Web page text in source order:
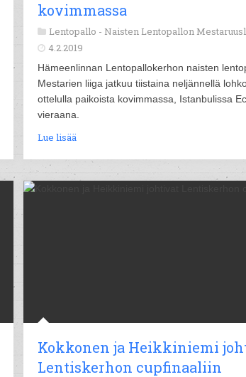
kovimmassa
Lentopallo - Naisten Lentopallon
4.2.2019
Hämeenlinnan Lentopallokerhon naisten
Mestarien liiga jatkuu tiistaina neljännellä
ottelulla paikoista kovimmassa, Istanbulissa
vieraana.
Lue lisää
Kokkonen ja Heikkiniemi
Lentiskerhon cupfinaaliin